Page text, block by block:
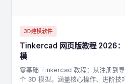
3D建模软件
Tinkercad 网页版教程 2026
模
零基础 Tinkercad 教程：从注册到
个 3D 模型。涵盖核心操作、进阶技